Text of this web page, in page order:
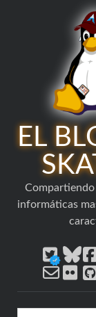
EL
informáticas
form
Barra